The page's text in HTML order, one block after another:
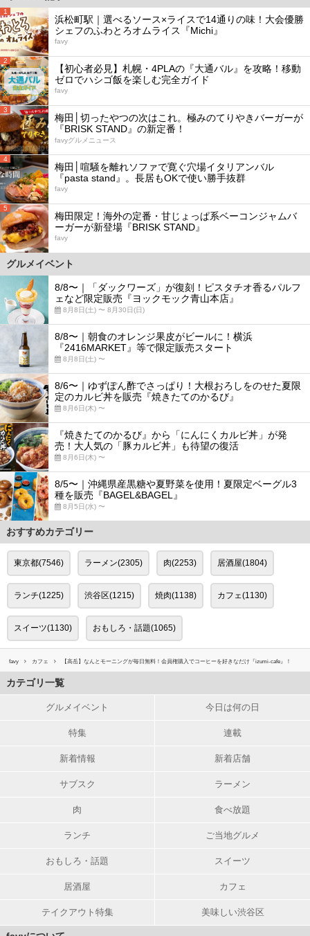
1
浜松町駅｜選べるソース×ライスで14通りの味！大会優勝
シェフのふわとろオムライス『Michi』
favy
2
【初心者必見】札幌・4PLAの『大通バル』を攻略！移動
ゼロでハシゴ飯を楽しむ完全ガイド
favy
3
梅田│切ったやつの次はこれ。極みのてりやきバーガーが
『BRISK STAND』の新定番！
favyグルメニュース
4
梅田│喧騒を離れソファで寛ぐ穴場イタリアンバル
『pasta stand』。長居もOKで使い勝手抜群
favy
5
梅田限定！海外の定番・甘じょっぱ系ベーコンジャムバ
ーガーが新登場『BRISK STAND』
favy
グルメイベント
8/8〜｜「ダックワーズ」が復刻！ピスタチオ香るパルフ
ェなど限定販売『ヨックモック青山本店』
8月8日(土) 〜 8月30日(日)
8/8〜｜朝食のオレンジ果皮がビールに！横浜
『2416MARKET』等で限定販売スタート
8月8日(土) 〜
8/6〜｜ゆずぽん酢でさっぱり！大根おろしをのせた夏限
定のカルビ丼を販売『焼きたてのかるび』
8月6日(木) 〜
『焼きたてのかるび』から「にんにくカルビ丼」が発
売！大人気の「豚カルビ丼」も待望の復活
8月6日(木) 〜
8/5〜｜沖縄県産黒糖や夏野菜を使用！夏限定ベーグル3
種を販売『BAGEL&BAGEL』
8月5日(水) 〜
おすすめカテゴリー
東京都(7546) ラーメン(2305) 肉(2253) 居酒屋(1804)
ランチ(1225) 渋谷区(1215) 焼肉(1138) カフェ(1130)
スイーツ(1130) おもしろ・話題(1065)
favy カフェ 【高岳】なんとモーニングが毎日無料！会員権購入でコーヒーを好きなだけ『izumi-cafe』！
カテゴリ一覧
グルメイベント 今日は何の日
特集 連載
新着情報 新着店舗
サブスク ラーメン
肉 食べ放題
ランチ ご当地グルメ
おもしろ・話題 スイーツ
居酒屋 カフェ
テイクアウト特集 美味しい渋谷区